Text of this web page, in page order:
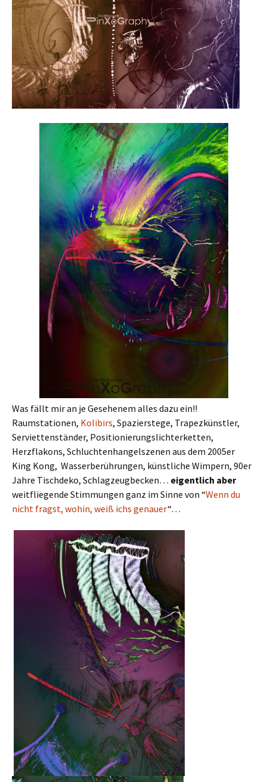
Was fällt mir an je Gesehenem alles dazu ein!!
Raumstationen, Kolibirs, Spazierstege, Trapezkünstler,
Serviettenständer, Positionierungslichterketten,
Herzflakons, Schluchtenhangelszenen aus dem 2005er
King Kong, Wasserberührungen, künstliche Wimpern, 90er
Jahre Tischdeko, Schlagzeugbecken… eigentlich aber
weitfliegende Stimmungen ganz im Sinne von “Wenn du
nicht fragst, wohin, weiß ichs genauer“…